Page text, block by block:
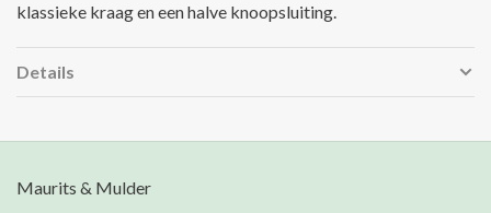
klassieke kraag en een halve knoopsluiting.
Details
Maurits & Mulder